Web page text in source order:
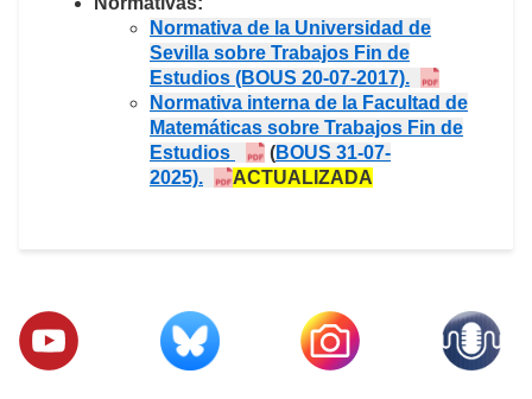
Normativa de la Universidad de
Sevilla sobre Trabajos Fin de
Estudios (BOUS 20-07-2017).
Normativa interna de la Facultad de
Matemáticas sobre Trabajos Fin de
Estudios
(BOUS 31-07-
2025). ACTUALIZADA